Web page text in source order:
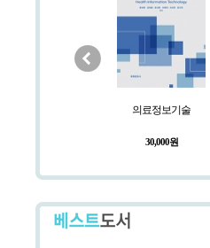
의료정보기술
30,000원